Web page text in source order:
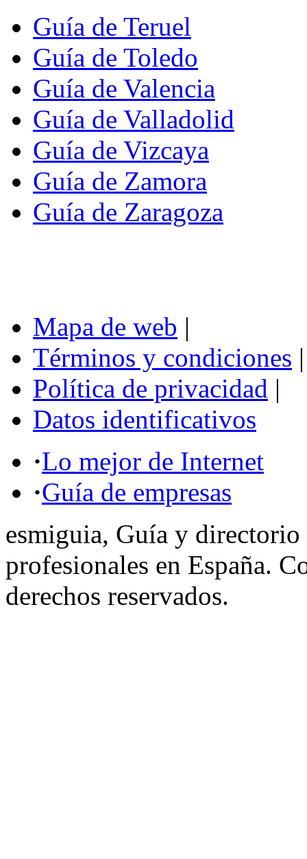
Guía de Teruel
Guía de Toledo
Guía de Valencia
Guía de Valladolid
Guía de Vizcaya
Guía de Zamora
Guía de Zaragoza
Mapa de web |
Términos y condiciones |
Política de privacidad |
Datos identificativos
·Lo mejor de Internet
·Guía de empresas
esmiguia, Guía y directorio
profesionales en España.
derechos reservados.